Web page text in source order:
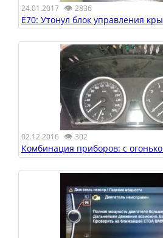
24.01.2017 👁 2836
E70: Утонул блок управления
02.12.2016 👁 302
Комбинация приборов: с